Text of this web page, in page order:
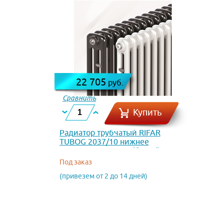
22 705 руб.
Сравнить
Купить
Радиатор трубчатый RIFAR
TUBOG 2037/10 нижнее
подключение DV1 (белый RAL
9016)
Под заказ
(привезем от 2 до 14 дней)